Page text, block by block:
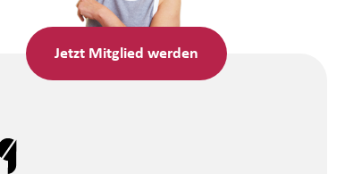
Jetzt Mitglied werden